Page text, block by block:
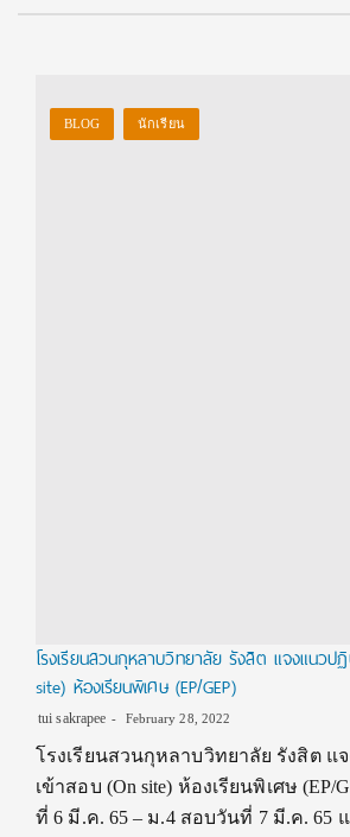
BLOG นักเรียน
โรงเรียนสวนกุหลาบวิทยาลัย รังสิต แจงแนวป
site) ห้องเรียนพิเศษ (EP/GEP)
tui sakrapee February 28, 2022
โรงเรียนสวนกุหลาบวิทยาลัย รังสิต แ
เข้าสอบ (On site) ห้องเรียนพิเศษ (EP/
ที่ 6 มี.ค. 65 – ม.4 สอบวันที่ 7 มี.ค. 65